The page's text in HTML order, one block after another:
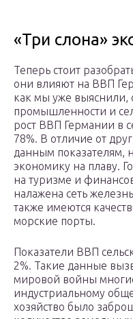
«Три слона»
Теперь стоит
они влияют на ВВП
как мы уже выяснили,
промышленности и
рост ВВП Германии в
78%. В отличие от
данным показателям,
экономику на плаву.
на туризме и
налажена сеть
также имеются
морские порты.
Показатели ВВП
2%. Такие данные
мировой войны
индустриальному
хозяйство было